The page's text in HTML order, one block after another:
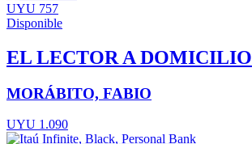
UYU 757
Disponible
EL LECTOR A DOMICILIO
MORÁBITO, FABIO
UYU 1.090